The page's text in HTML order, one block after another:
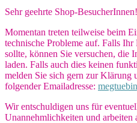
Sehr geehrte Shop-BesucherInnen!
Momentan treten teilweise beim
technische Probleme auf. Falls
sollte, können Sie versuchen, die
laden. Falls auch dies keinen
melden Sie sich gern zur Klärung
folgender Emailadresse:
Wir entschuldigen uns für
Unannehmlichkeiten und arbeiten